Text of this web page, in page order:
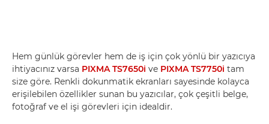
Hem günlük görevler hem de iş için çok yönlü bir yazıcıya
ihtiyacınız varsa PIXMA TS7650i ve PIXMA TS7750i tam
size göre. Renkli dokunmatik ekranları sayesinde kolayca
erişilebilen özellikler sunan bu yazıcılar, çok çeşitli belge,
fotoğraf ve el işi görevleri için idealdir.